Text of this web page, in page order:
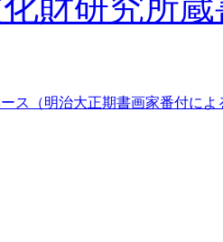
ス（明治大正期書画家番付によ